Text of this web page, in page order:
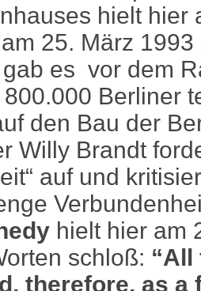
hielt hier
25. März
es vor dem
Berliner
den Bau der
Willy Brandt
auf und
hielt hier am
schloß: “All
therefore, as